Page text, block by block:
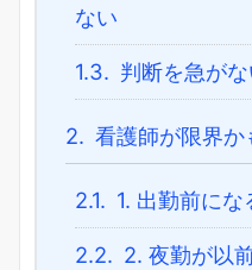
ない
1.3. 判断を急が
2. 看護師が限界か
2.1. 1. 出勤前に
2.2. 2. 夜勤が以